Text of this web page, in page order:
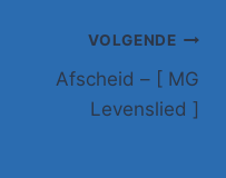
VOLGENDE
Afscheid – [ MG
Levenslied ]